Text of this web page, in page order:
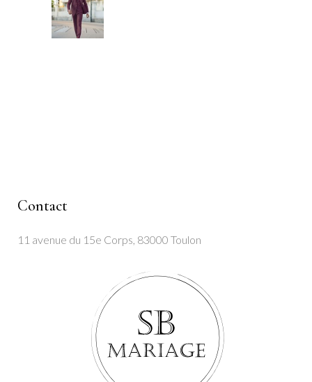
Contact
11 avenue du 15e Corps, 83000 Toulon